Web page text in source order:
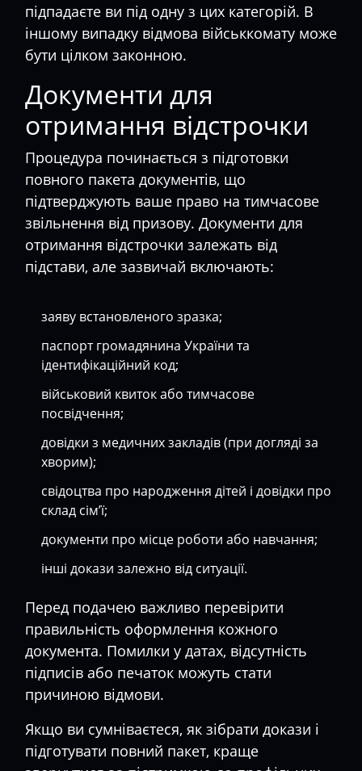
підпадаєте ви під одну з цих категорій. В
іншому випадку відмова військкомату може
бути цілком законною.
Документи для
отримання відстрочки
Процедура починається з підготовки
повного пакета документів, що
підтверджують ваше право на тимчасове
звільнення від призову. Документи для
отримання відстрочки залежать від
підстави, але зазвичай включають:
заяву встановленого зразка;
паспорт громадянина України та
ідентифікаційний код;
військовий квиток або тимчасове
посвідчення;
довідки з медичних закладів (при догляді за
хворим);
свідоцтва про народження дітей і довідки про
склад сім’ї;
документи про місце роботи або навчання;
інші докази залежно від ситуації.
Перед подачею важливо перевірити
правильність оформлення кожного
документа. Помилки у датах, відсутність
підписів або печаток можуть стати
причиною відмови.
Якщо ви сумніваєтеся, як зібрати докази і
підготувати повний пакет, краще